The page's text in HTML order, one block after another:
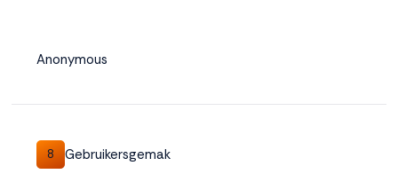
Anonymous
8 Gebruikersgemak